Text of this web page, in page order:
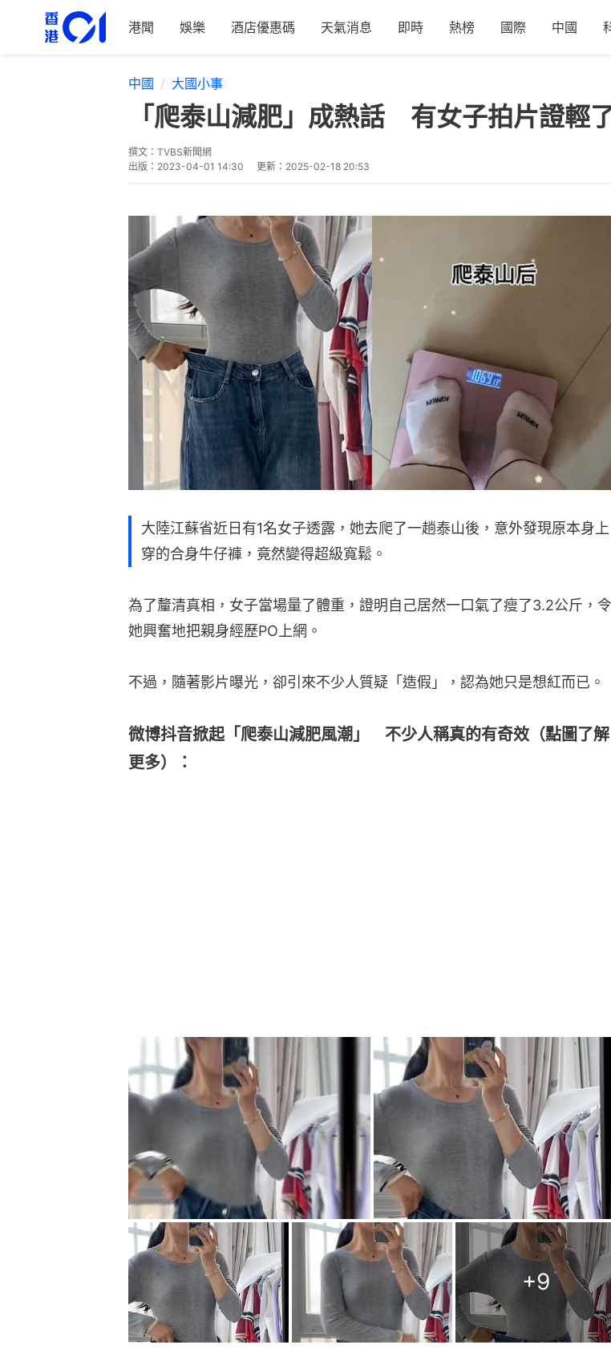
港聞 娛樂 酒店優惠碼 天氣消息 即時 熱榜 國際 中國
中國 大國小事
「爬泰山減肥」成熱話 有女子拍片證
撰文： TVBS新聞網
出版： 2023-04-01 14:30 更新： 2025-02-18 20:53
大陸江蘇省近日有1名女子透露，她去爬了一趟泰山後，意外發現原本身上
穿的合身牛仔褲，竟然變得超級寬鬆。
為了釐清真相，女子當場量了體重，證明自己居然一口氣了瘦了3.2公斤，令
她興奮地把親身經歷PO上網。
不過，隨著影片曝光，卻引來不少人質疑「造假」，認為她只是想紅而已。
微博抖音掀起「爬泰山減肥風潮」 不少人稱真的有奇效（點圖了解
更多）：
+9